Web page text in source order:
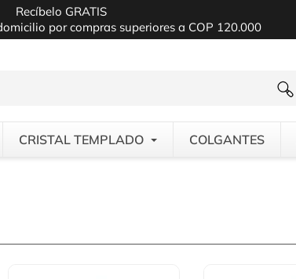
Recíbelo GRATIS
por compras superiores a COP 120.000
CRISTAL TEMPLADO COLGANTES